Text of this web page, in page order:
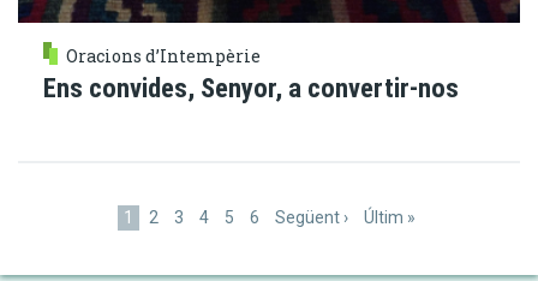
Oracions d’Intempèrie
Ens convides, Senyor, a convertir-nos
Pàgina
1 Pàgina
2 Pàgina
3 Pàgina
4 Pàgina
5 Pàgina
6
Pàgina
Següent ›
Última
Últim »